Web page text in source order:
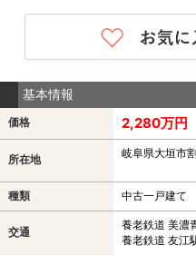
基本情報
価格 2,280万円
所在地 岐阜県大垣市
種類 中古一戸建て
交通
養老鉄道 美濃
養老鉄道 友江